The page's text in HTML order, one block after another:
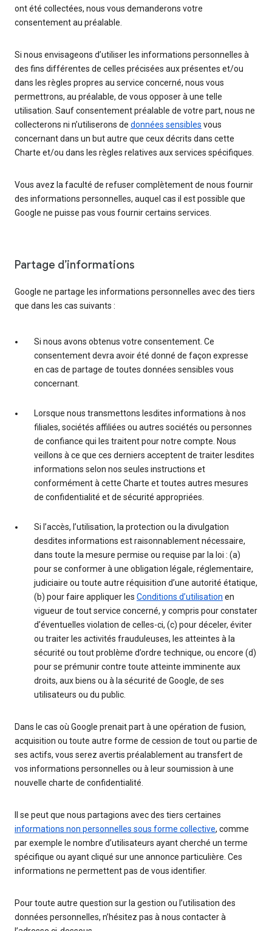
ont été collectées, nous vous demanderons votre
consentement au préalable.
Si nous envisageons d’utiliser les informations personnelles à
des fins différentes de celles précisées aux présentes et/ou
dans les règles propres au service concerné, nous vous
permettrons, au préalable, de vous opposer à une telle
utilisation. Sauf consentement préalable de votre part, nous ne
collecterons ni n’utiliserons de données sensibles vous
concernant dans un but autre que ceux décrits dans cette
Charte et/ou dans les règles relatives aux services spécifiques.
Vous avez la faculté de refuser complètement de nous fournir
des informations personnelles, auquel cas il est possible que
Google ne puisse pas vous fournir certains services.
Partage d’informations
Google ne partage les informations personnelles avec des tiers
que dans les cas suivants :
Si nous avons obtenus votre consentement. Ce
consentement devra avoir été donné de façon expresse
en cas de partage de toutes données sensibles vous
concernant.
Lorsque nous transmettons lesdites informations à nos
filiales, sociétés affiliées ou autres sociétés ou personnes
de confiance qui les traitent pour notre compte. Nous
veillons à ce que ces derniers acceptent de traiter lesdites
informations selon nos seules instructions et
conformément à cette Charte et toutes autres mesures
de confidentialité et de sécurité appropriées.
Si l’accès, l’utilisation, la protection ou la divulgation
desdites informations est raisonnablement nécessaire,
dans toute la mesure permise ou requise par la loi : (a)
pour se conformer à une obligation légale, réglementaire,
judiciaire ou toute autre réquisition d’une autorité étatique,
(b) pour faire appliquer les Conditions d’utilisation en
vigueur de tout service concerné, y compris pour constater
d’éventuelles violation de celles-ci, (c) pour déceler, éviter
ou traiter les activités frauduleuses, les atteintes à la
sécurité ou tout problème d’ordre technique, ou encore (d)
pour se prémunir contre toute atteinte imminente aux
droits, aux biens ou à la sécurité de Google, de ses
utilisateurs ou du public.
Dans le cas où Google prenait part à une opération de fusion,
acquisition ou toute autre forme de cession de tout ou partie de
ses actifs, vous serez avertis préalablement au transfert de
vos informations personnelles ou à leur soumission à une
nouvelle charte de confidentialité.
Il se peut que nous partagions avec des tiers certaines
informations non personnelles sous forme collective, comme
par exemple le nombre d’utilisateurs ayant cherché un terme
spécifique ou ayant cliqué sur une annonce particulière. Ces
informations ne permettent pas de vous identifier.
Pour toute autre question sur la gestion ou l’utilisation des
données personnelles, n’hésitez pas à nous contacter à